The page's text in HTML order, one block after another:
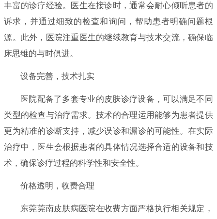
丰富的诊疗经验。医生在接诊时，通常会耐心倾听患者的
诉求，并通过细致的检查和询问，帮助患者明确问题根
源。此外，医院注重医生的继续教育与技术交流，确保临
床思维的与时俱进。
设备完善，技术扎实
医院配备了多套专业的皮肤诊疗设备，可以满足不同
类型的检查与治疗需求。技术的合理运用能够为患者提供
更为精准的诊断支持，减少误诊和漏诊的可能性。在实际
治疗中，医生会根据患者的具体情况选择合适的设备和技
术，确保诊疗过程的科学性和安全性。
价格透明，收费合理
东莞莞南皮肤病医院在收费方面严格执行相关规定，